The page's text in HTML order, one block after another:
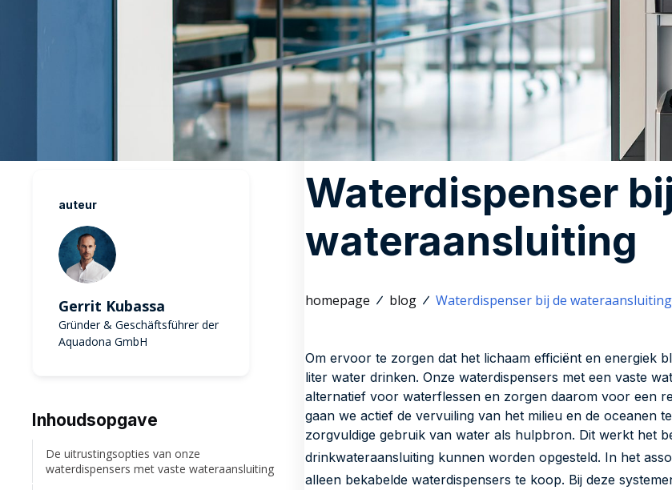
auteur
Gerrit Kubassa
Gründer & Geschäftsführer der
Aquadona GmbH
Inhoudsopgave
De uitrustingsopties van onze
waterdispensers met vaste wateraansluiting
Waterdispenser
wateraansluiting
homepage blog Waterdispenser bij de wateraansluiting
Om ervoor te zorgen dat het lichaam efficiënt en energiek
liter water drinken. Onze waterdispensers met een vaste
alternatief voor waterflessen en zorgen daarom voor een
gaan we actief de vervuiling van het milieu en de oceanen
zorgvuldige gebruik van water als hulpbron. Dit werkt het
drinkwateraansluiting kunnen worden opgesteld. In het
alleen bekabelde waterdispensers te koop. Bij deze